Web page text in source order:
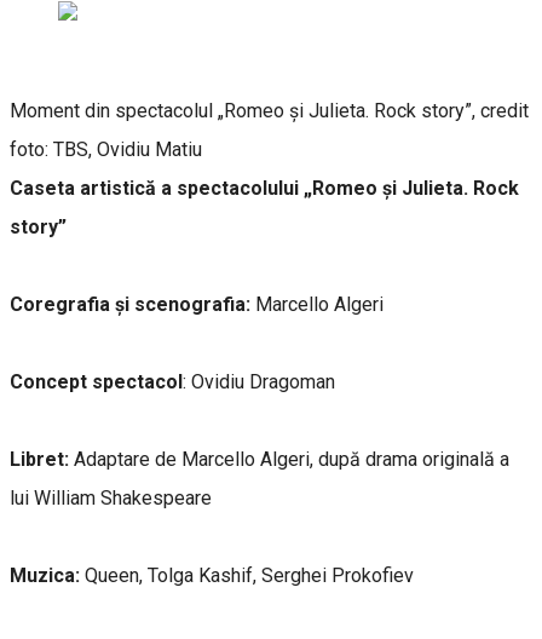
Moment din spectacolul „Romeo și Julieta. Rock story”, credit
foto: TBS, Ovidiu Matiu
Caseta artistică a spectacolului „Romeo și Julieta. Rock
story”
Coregrafia și scenografia: Marcello Algeri
Concept spectacol: Ovidiu Dragoman
Libret: Adaptare de Marcello Algeri, după drama originală a
lui William Shakespeare
Muzica: Queen, Tolga Kashif, Serghei Prokofiev